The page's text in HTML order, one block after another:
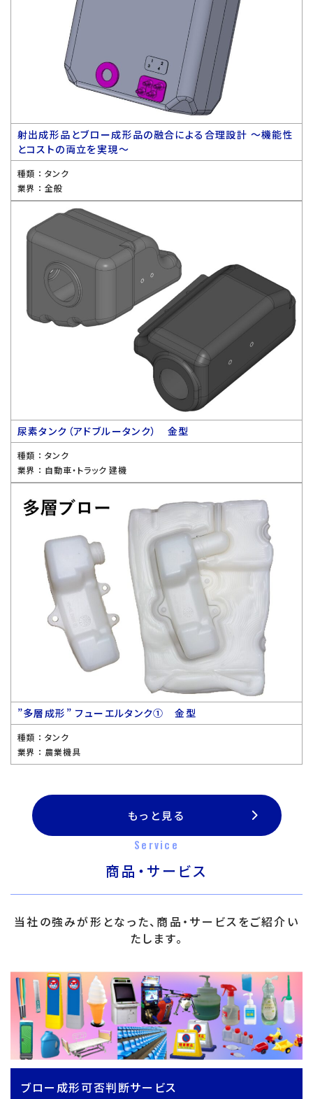
射出成形品とブロー成形品の融合による合理設計 〜機能性
とコストの両立を実現〜
種類 ： タンク
業界 ： 全般
尿素タンク（アドブルータンク） 金型
種類 ： タンク
業界 ： 自動車・トラック 建機
”多層成形” フューエルタンク① 金型
種類 ： タンク
業界 ： 農業機具
もっと見る
Service
商品・サービス
当社の強みが形となった、商品・サービスをご紹介い
たします。
ブロー成形可否判断サービス